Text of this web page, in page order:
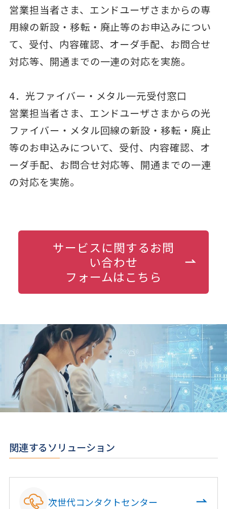
営業担当者さま、エンドユーザさまからの専
用線の新設・移転・廃止等のお申込みについ
て、受付、内容確認、オーダ手配、お問合せ
対応等、開通までの一連の対応を実施。
4．光ファイバー・メタル一元受付窓口
営業担当者さま、エンドユーザさまからの光
ファイバー・メタル回線の新設・移転・廃止
等のお申込みについて、受付、内容確認、オ
ーダ手配、お問合せ対応等、開通までの一連
の対応を実施。
サービスに関するお問
い合わせ
フォームはこちら
関連するソリューション
次世代コンタクトセンター